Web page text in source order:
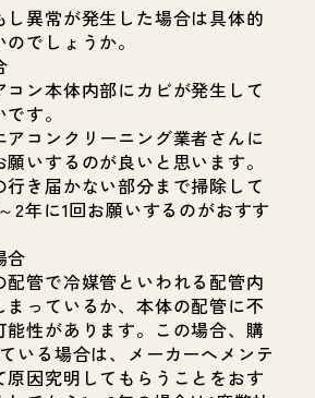
し異常が発生した場合は具体的
でしょうか。
ン本体内部にカビが発生して
す。
コンクリーニング業者さんに
いするのが良いと思います。
行き届かない部分まで掃除して
2年に1回お願いするのがおすす
合
管で冷媒管といわれる配管内
まっているか、本体の配管に不
性があります。この場合、購
いる場合は、メーカーへメンテ
原因究明してもらうことをおす